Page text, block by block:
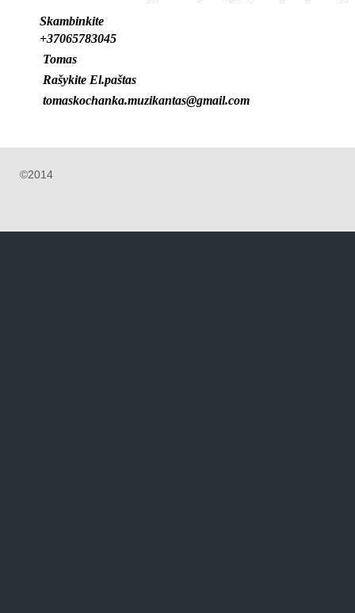
Skambinkite
+37065783045
Tomas
Rašykite El.paštas
tomaskochanka.muzikantas@gmail.com
©2014